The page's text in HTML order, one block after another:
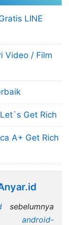
LINE
Video / Film
Get Rich
A+ Get Rich
sebelumnya
android-